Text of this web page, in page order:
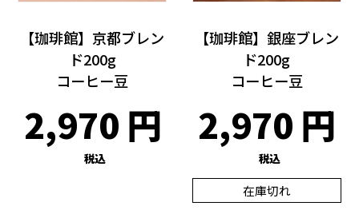
【珈琲館】京都ブレン
ド200g
コーヒー豆
2,970
税込
【珈琲館】銀座ブレン
ド200g
コーヒー豆
2,970
税込
在庫切れ